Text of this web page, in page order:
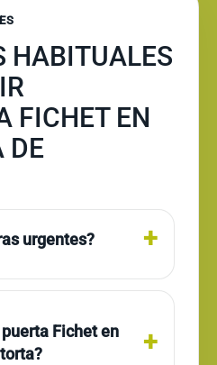
HABITUALES
FICHET EN
DE
urgentes?
Fichet en